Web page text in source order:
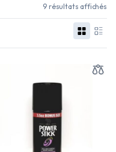
9 résultats affichés